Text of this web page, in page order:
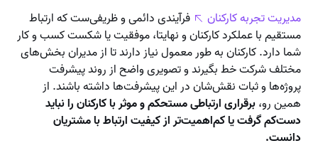
مدیریت تجربه کارکنان
فرآیندی دائمی و ظریفی‌ست که ارتباط
مستقیم با عملکرد کارکنان و نهایتا، موفقیت یا شکست کسب و کار
شما دارد. کارکنان به طور معمول نیاز دارند تا از مدیران بخش‌های
مختلف شرکت خط بگیرند و تصویری واضح از روند پیشرفت
پروژه‌ها و ثبات نقش‌شان در این پیشرفت‌ها داشته باشند. از
همین رو،برقراری ارتباطی مستحکم و موثر با کارکنان را نباید
دست‌کم گرفت یا کم‌اهمیت‌تر از کیفیت ارتباط با مشتریان
دانست.